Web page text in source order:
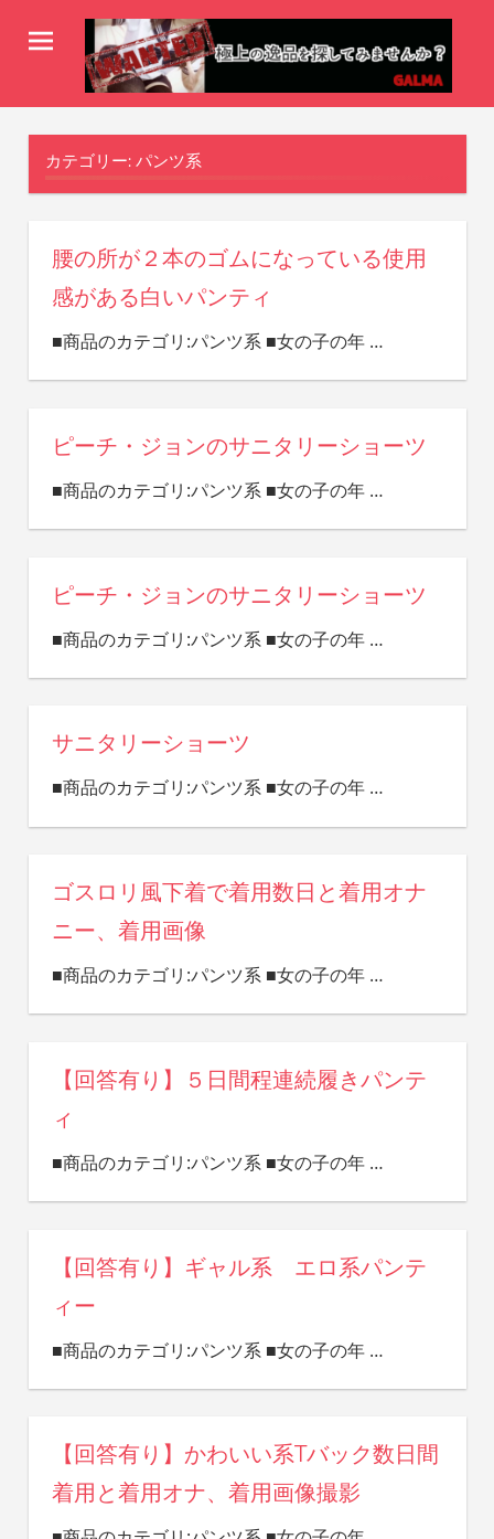
ン
ャ
マ
WANTED！
wanted-
カテゴリー: パンツ系
腰の所が２本のゴムになっている使用
感がある白いパンティ
■商品のカテゴリ:パンツ系 ■女の子の年 …
ピーチ・ジョンのサニタリーショーツ
■商品のカテゴリ:パンツ系 ■女の子の年 …
ピーチ・ジョンのサニタリーショーツ
■商品のカテゴリ:パンツ系 ■女の子の年 …
サニタリーショーツ
■商品のカテゴリ:パンツ系 ■女の子の年 …
ゴスロリ風下着で着用数日と着用オナ
ニー、着用画像
■商品のカテゴリ:パンツ系 ■女の子の年 …
【回答有り】５日間程連続履きパンテ
ィ
■商品のカテゴリ:パンツ系 ■女の子の年 …
【回答有り】ギャル系 エロ系パンテ
ィー
■商品のカテゴリ:パンツ系 ■女の子の年 …
【回答有り】かわいい系Tバック数日間
着用と着用オナ、着用画像撮影